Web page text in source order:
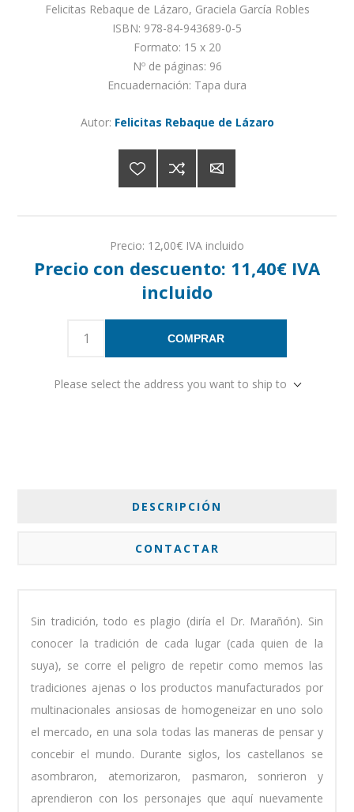
Felicitas Rebaque de Lázaro, Graciela García Robles
ISBN: 978-84-943689-0-5
Formato: 15 x 20
Nº de páginas: 96
Encuadernación: Tapa dura
Autor: Felicitas Rebaque de Lázaro
Precio: 12,00€ IVA incluido
Precio con descuento: 11,40€ IVA
incluido
COMPRAR
Please select the address you want to ship to
DESCRIPCIÓN
CONTACTAR
Sin tradición, todo es plagio (diría el Dr. Marañón). Sin
conocer la tradición de cada lugar (cada quien de la
suya), se corre el peligro de repetir como memos las
tradiciones ajenas o los productos manufacturados por
multinacionales ansiosas de homogeneizar en uno solo
el mercado, en una sola todas las maneras de pensar y
concebir el mundo. Durante siglos, los castellanos se
asombraron, atemorizaron, pasmaron, sonrieron y
aprendieron con los personajes que aquí nuevamente